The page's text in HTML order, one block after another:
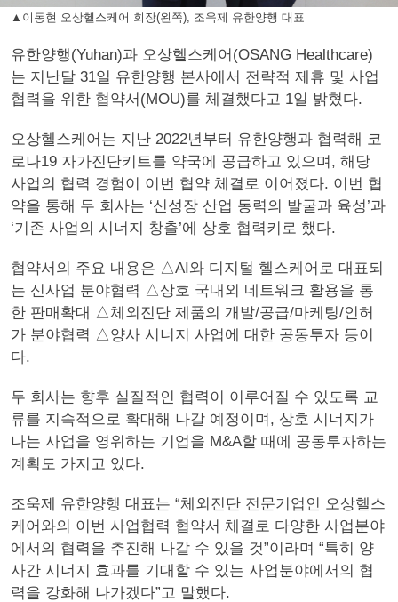
▲이동현 오상헬스케어 회장(왼쪽), 조욱제 유한양행 대표
유한양행(Yuhan)과 오상헬스케어(OSANG Healthcare)
는 지난달 31일 유한양행 본사에서 전략적 제휴 및 사업
협력을 위한 협약서(MOU)를 체결했다고 1일 밝혔다.
오상헬스케어는 지난 2022년부터 유한양행과 협력해 코
로나19 자가진단키트를 약국에 공급하고 있으며, 해당
사업의 협력 경험이 이번 협약 체결로 이어졌다. 이번 협
약을 통해 두 회사는 ‘신성장 산업 동력의 발굴과 육성’과
‘기존 사업의 시너지 창출’에 상호 협력키로 했다.
협약서의 주요 내용은 △AI와 디지털 헬스케어로 대표되
는 신사업 분야협력 △상호 국내외 네트워크 활용을 통
한 판매확대 △체외진단 제품의 개발/공급/마케팅/인허
가 분야협력 △양사 시너지 사업에 대한 공동투자 등이
다.
두 회사는 향후 실질적인 협력이 이루어질 수 있도록 교
류를 지속적으로 확대해 나갈 예정이며, 상호 시너지가
나는 사업을 영위하는 기업을 M&A할 때에 공동투자하는
계획도 가지고 있다.
조욱제 유한양행 대표는 “체외진단 전문기업인 오상헬스
케어와의 이번 사업협력 협약서 체결로 다양한 사업분야
에서의 협력을 추진해 나갈 수 있을 것”이라며 “특히 양
사간 시너지 효과를 기대할 수 있는 사업분야에서의 협
력을 강화해 나가겠다”고 말했다.